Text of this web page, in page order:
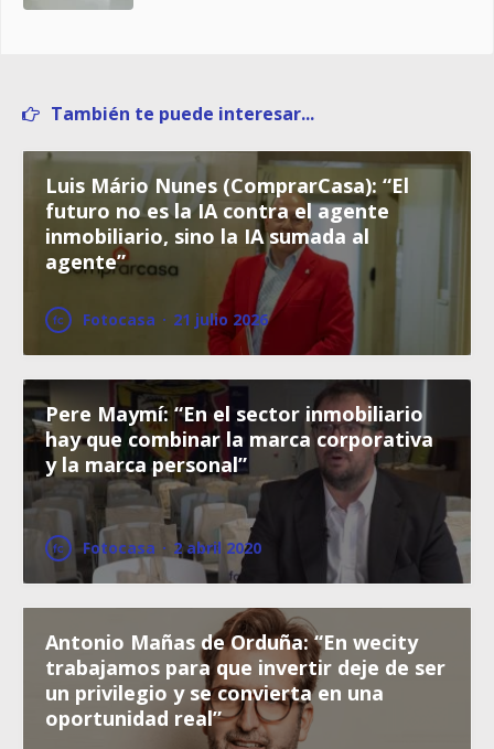
También te puede interesar...
Luis Mário Nunes (ComprarCasa): “El
futuro no es la IA contra el agente
inmobiliario, sino la IA sumada al
agente”
Fotocasa · 21 julio 2026
Pere Maymí: “En el sector inmobiliario
hay que combinar la marca corporativa
y la marca personal”
Fotocasa · 2 abril 2020
Antonio Mañas de Orduña: “En wecity
trabajamos para que invertir deje de ser
un privilegio y se convierta en una
oportunidad real”